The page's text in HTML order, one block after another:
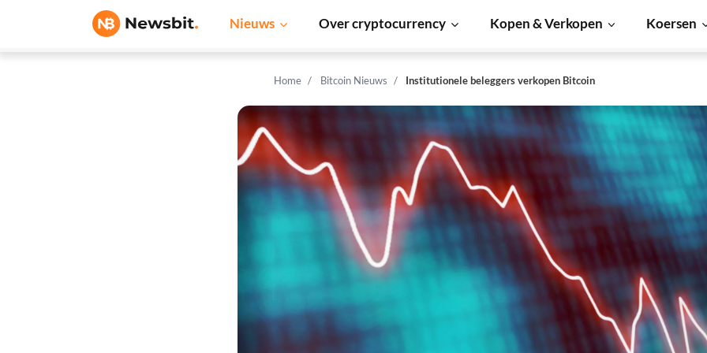
Nieuws Over cryptocurrency Kopen & Verkopen Koersen
Home Bitcoin Nieuws Institutionele beleggers verkopen Bitcoin